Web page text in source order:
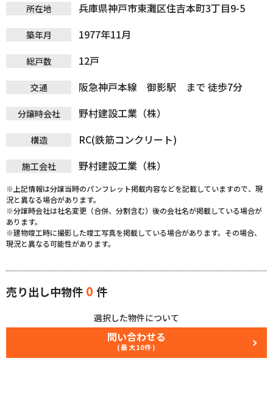
所在地 兵庫県神戸市東灘区住吉本町3丁目9-5
築年月 1977年11月
総戸数 12戸
交通 阪急神戸本線 御影駅 まで 徒歩7分
分譲時会社 野村建設工業（株）
構造 RC(鉄筋コンクリート)
施工会社 野村建設工業（株）
※上記情報は分譲当時のパンフレット掲載内容などを記載していますので、現
況と異なる場合があります。
※分譲時会社は社名変更（合併、分割含む）後の会社名が掲載している場合が
あります。
※建物竣工時に撮影した竣工写真を掲載している場合があります。その場合、
現況と異なる可能性があります。
売り出し中物件 0 件
選択した物件について
問い合わせる
(最大10件)